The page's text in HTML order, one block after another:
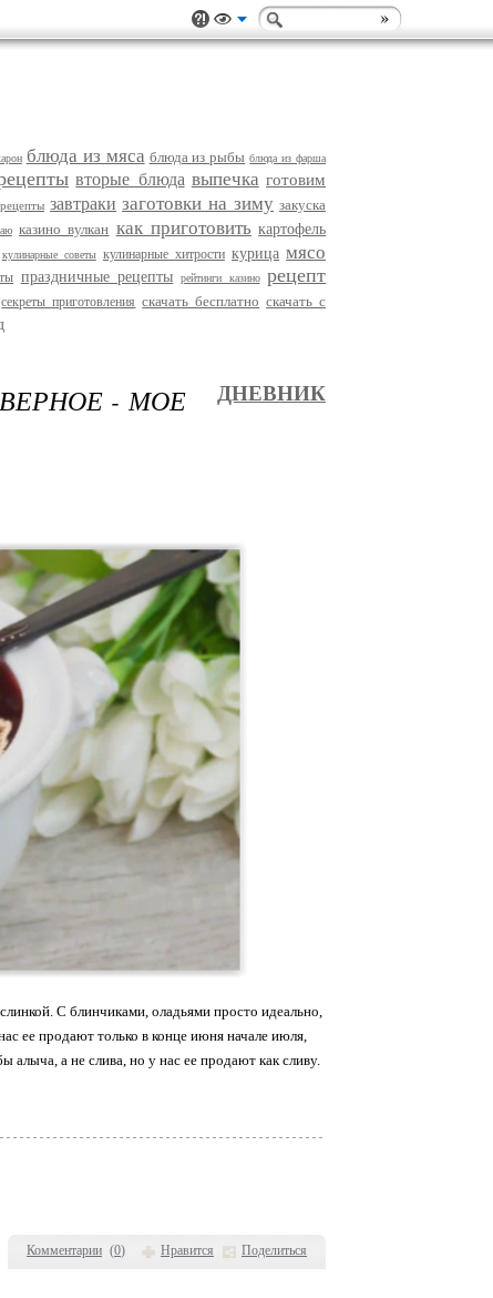
блюда из мяса блюда из рыбы блюда из фарша
вторые блюда выпечка готовим
завтраки заготовки на зиму закуска
казино вулкан как приготовить картофель
кулинарные советы кулинарные хитрости курица мясо
праздничные рецепты рейтинги казино рецепт
секреты приготовления скачать бесплатно скачать с
Комментарии (0) Нравится Поделиться
- МОЕ
ДНЕВНИК
С блинчиками, оладьями просто идеально,
ее продают только в конце июня начале июля,
алыча, а не слива, но у нас ее продают как сливу.